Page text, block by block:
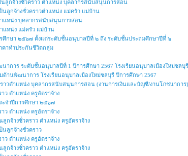
นลูกจ้างชั่วคราว ตำแหน่ง บุคลากรสนับสนุนการสอน
นลูกจ้างชั่วคราวตำแหน่ง แม่ครัว แม่บ้าน
ำแหน่ง บุคลากรสนับสนุนการสอน
แหน่ง แม่ครัว แม่บ้าน
ศึกษา ๒๕๖๗ ตั้งแต่ระดับชั้นอนุบาลปีที่ ๒ ถึง ระดับชั้นประถมศึกษาปีที่ ๖
คาทำประกันชีวิตกลุ่ม
การ ระดับชั้นอนุบาลปีที่ 1 ปีการศึกษา 2567 โรงเรียนอนุบาลเมืองใหม่ชลบุรี
านพัฒนาการ โรงเรียนอนุบาลเมืองใหม่ชลบุรี ปีการศึกษา 2567
าวตำแหน่ง บุคลากรสนับสนุนการสอน (งานการเงินและบัญชี/งานโภชนาการ)
ว ตำแหน่ง ครูอัตราจ้าง
ะจำปีการศึกษา ๒๕๖๗
ว ตำแหน่ง ครูอัตราจ้าง
กจ้างชั่วคราว ตำแหน่ง ครูอัตราจ้าง
นลูกจ้างชั่วคราว
ว ตำแหน่ง ครูอัตราจ้าง
กจ้างชั่วคราว ตำแหน่ง ครูอัตราจ้าง